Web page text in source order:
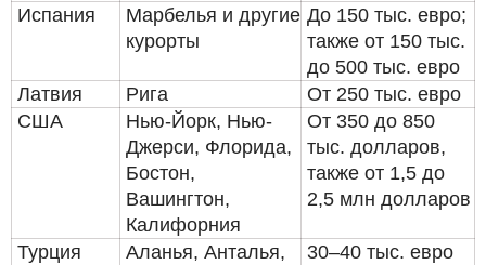
Испания
Марбелья и другие
курорты
До 150 тыс. евро;
также от 150 тыс.
до 500 тыс. евро
Латвия
Рига
От 250 тыс. евро
США
Нью-Йорк, Нью-
Джерси, Флорида,
Бостон,
Вашингтон,
Калифорния
От 350 до 850
тыс. долларов,
также от 1,5 до
2,5 млн долларов
Турция
Аланья, Анталья,
30–40 тыс. евро